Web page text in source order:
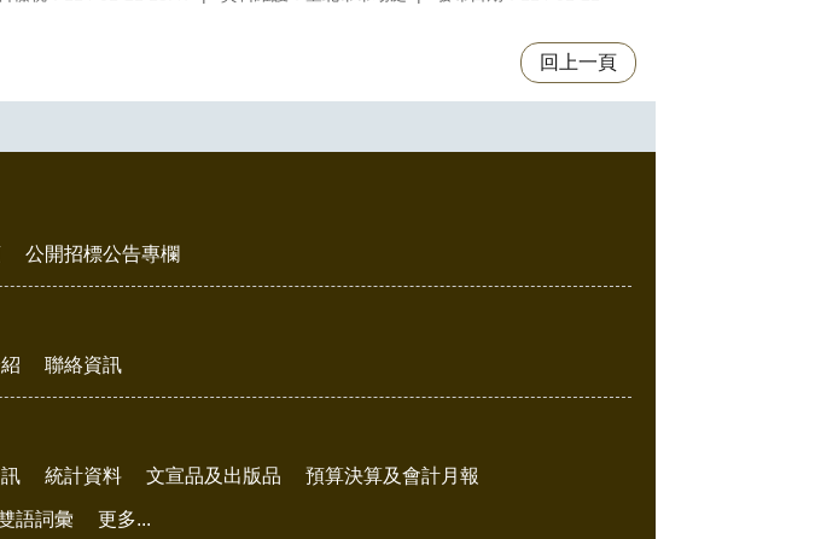
回上一頁
公開招標公告專欄
聯絡資訊
統計資料 文宣品及出版品 預算決算及會計月報
語詞彙 更多...